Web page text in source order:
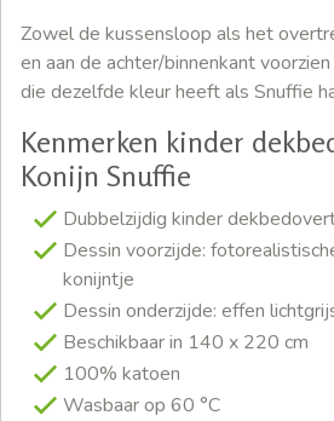
Zowel de kussensloop als het
en aan de achter/binnenkant
die dezelfde kleur heeft als Snuffie
Kenmerken kinder
Konijn Snuffie
Dubbelzijdig kinder
Dessin voorzijde:
konijntje
Dessin onderzijde: effen
Beschikbaar in 140 x 220 cm
100% katoen
Wasbaar op 60 °C